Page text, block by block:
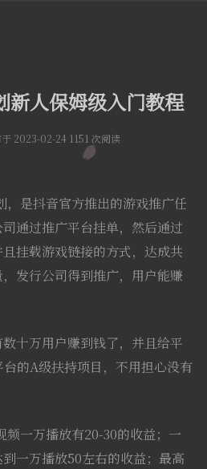
新人保姆级入门教程
于 2023-02-24 1151 次阅读
，是抖音官方推出的游戏推广任
通过推广平台挂单，然后通过
挂载游戏链接的方式，达成共
发行公司得到推广，用户能赚
十万用户赚到钱了，并且给平
的A级扶持项目，不用担心没有
频一万播放有20-30的收益；一
一万播放50左右的收益；最高